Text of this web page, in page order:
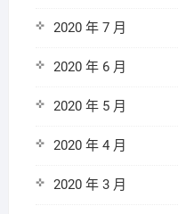
2020 年 7 月
2020 年 6 月
2020 年 5 月
2020 年 4 月
2020 年 3 月